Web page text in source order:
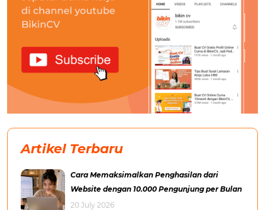
Artikel Terbaru
Cara Memaksimalkan Penghasilan dari
Website dengan 10.000 Pengunjung per Bulan
20 July 2026